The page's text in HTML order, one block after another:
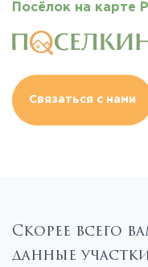
Посёлок на карте
Связаться с нами
Скорее всего
данные